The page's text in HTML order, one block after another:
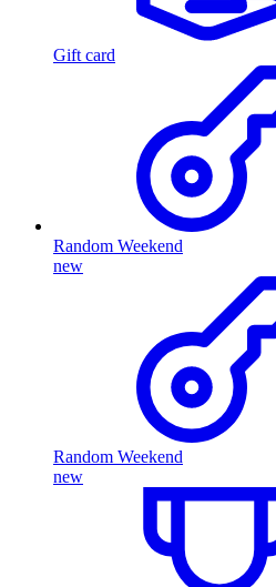
Gift card
Random Weekend
new
Random Weekend
new